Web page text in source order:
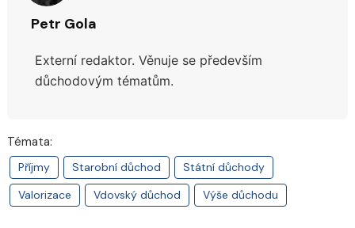
Petr Gola
Externí redaktor. Věnuje se především
důchodovým tématům.
Témata:
Příjmy Starobní důchod
Státní důchody
Valorizace
Vdovský důchod Výše důchodu